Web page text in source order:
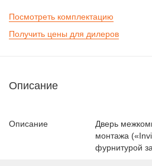
Посмотреть комплектацию
Получить цены для дилеров
Описание
Описание
Дверь
монтажа
фурнитурой